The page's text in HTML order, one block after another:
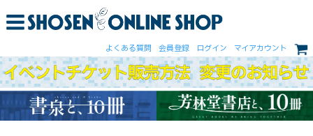
よくある質問 会員登録 ログイン マイアカウント